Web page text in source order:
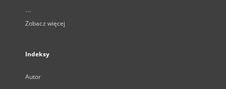
...
Zobacz więcej
Indeksy
Autor